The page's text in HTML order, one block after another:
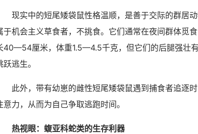
现实中的短尾矮袋鼠性格温顺，是善于交际的群居动
于机会主义草食者，不挑食。它们通常在夜间群体觅
40—54厘米，体重1.5—4.5千克，但它们的后腿强壮
跃逃生。
此外，带有幼崽的雌性短尾矮袋鼠遇到捕食者追逐
意力，从而为自己争取逃跑时间。
热视眼：蝮亚科蛇类的生存利器